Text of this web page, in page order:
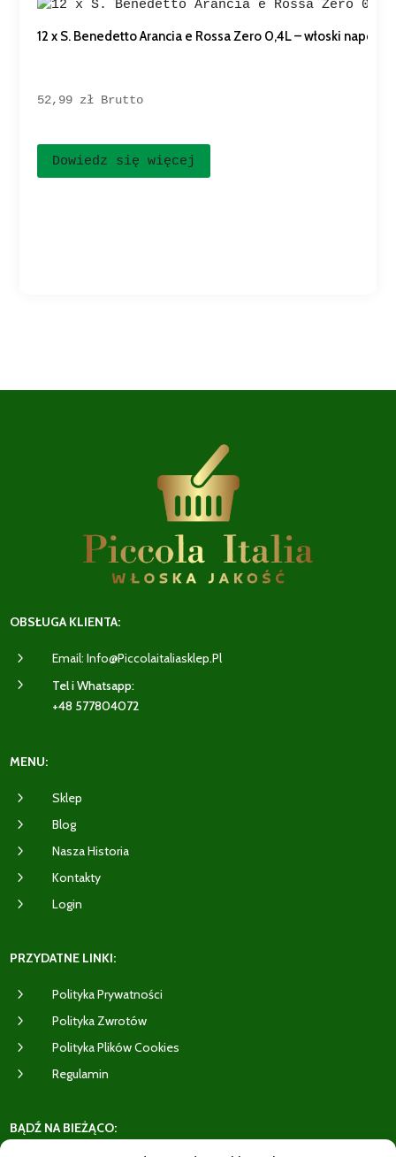
12 x S. Benedetto Arancia e Rossa Zero 0,4L – włoski napój
52,99 zł Brutto
Dowiedz się więcej
OBSŁUGA KLIENTA:
5 Email: Info@piccolaitaliasklep.pl
5
Tel i Whatsapp:
+48 577804072
MENU:
5 Sklep
5 Blog
5 Nasza Historia
5 Kontakty
5 Login
PRZYDATNE LINKI:
5 Polityka Prywatności
5 Polityka Zwrotów
5 Polityka Plików Cookies
5 Regulamin
BĄDŹ NA BIEŻĄCO: